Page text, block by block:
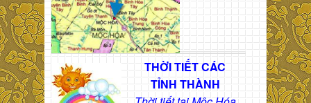
THỜI TIẾT CÁC
TỈNH THÀNH